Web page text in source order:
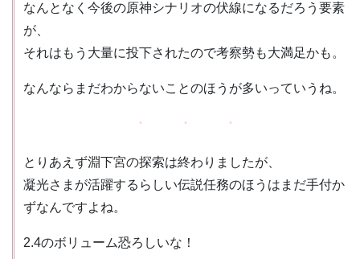
なんとなく今後の原神シナリオの伏線になるだろう要素
が、
それはもう大量に投下されたので考察勢も大満足かも。
なんならまだわからないことのほうが多いっていうね。
とりあえず淵下宮の探索は終わりましたが、
凝光さまが活躍するらしい伝説任務のほうはまだ手付か
ずなんですよね。
2.4のボリューム恐ろしいな！